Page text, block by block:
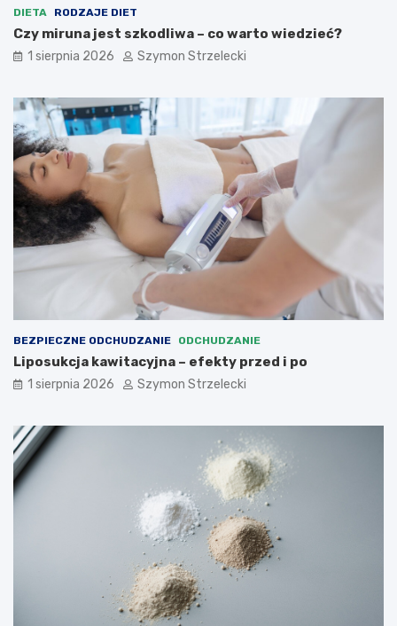
DIETA RODZAJE DIET
Czy miruna jest szkodliwa – co warto wiedzieć?
1 sierpnia 2026 Szymon Strzelecki
BEZPIECZNE ODCHUDZANIE ODCHUDZANIE
Liposukcja kawitacyjna – efekty przed i po
1 sierpnia 2026 Szymon Strzelecki